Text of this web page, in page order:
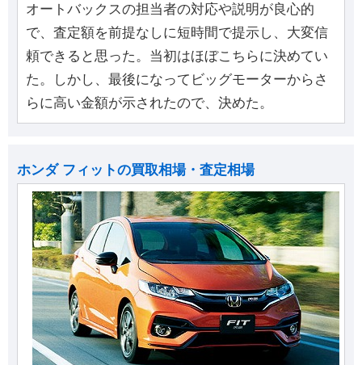
オートバックスの担当者の対応や説明が良心的
で、査定額を前提なしに短時間で提示し、大変信
頼できると思った。当初はほぼこちらに決めてい
た。しかし、最後になってビッグモーターからさ
らに高い金額が示されたので、決めた。
ホンダ フィットの買取相場・査定相場